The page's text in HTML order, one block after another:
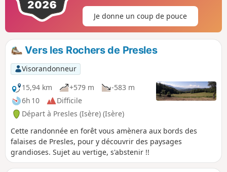
Je donne un coup de pouce
Vers les Rochers de Presles
Visorandonneur
15,94 km
+579 m
-583 m
6h 10
Difficile
Départ à Presles (Isère) (Isère)
Cette randonnée en forêt vous amènera aux bords des
falaises de Presles, pour y découvrir des paysages
grandioses. Sujet au vertige, s'abstenir !!